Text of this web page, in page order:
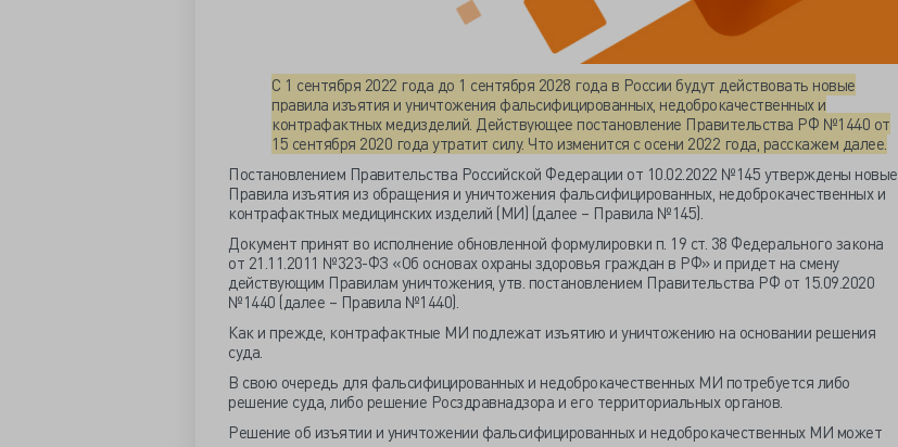
С 1 сентября 2022 года до 1 сентября 2028 года в России будут действовать новые
правила изъятия и уничтожения фальсифицированных, недоброкачественных и
контрафактных медизделий. Действующее постановление Правительства РФ №1440 от
15 сентября 2020 года утратит силу. Что изменится с осени 2022 года, расскажем далее.
Постановлением Правительства Российской Федерации от 10.02.2022 №145 утверждены новые
Правила изъятия из обращения и уничтожения фальсифицированных, недоброкачественных и
контрафактных медицинских изделий (МИ) (далее – Правила №145).
Документ принят во исполнение обновленной формулировки п. 19 ст. 38 Федерального закона
от 21.11.2011 №323-ФЗ «Об основах охраны здоровья граждан в РФ» и придет на смену
действующим Правилам уничтожения, утв. постановлением Правительства РФ от 15.09.2020
№1440 (далее – Правила №1440).
Как и прежде, контрафактные МИ подлежат изъятию и уничтожению на основании решения
суда.
В свою очередь для фальсифицированных и недоброкачественных МИ потребуется либо
решение суда, либо решение Росздравнадзора и его территориальных органов.
Решение об изъятии и уничтожении фальсифицированных и недоброкачественных МИ может